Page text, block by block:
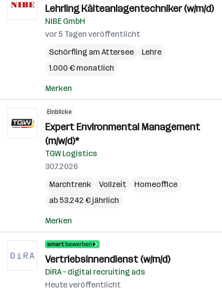
Lehrling Kälteanlagentechniker (w/m/d)
NIBE GmbH
vor 5 Tagen veröffentlicht
Schörfling am Attersee
Lehre
1.000 € monatlich
Merken
Einblicke
Expert Environmental Management
(m/w/d)*
TGW Logistics
30.7.2026
Marchtrenk
Vollzeit
Homeoffice
ab 53.242 € jährlich
Merken
Vertriebsinnendienst (w/m/d)
DiRA – digital recruiting ads
Heute veröffentlicht